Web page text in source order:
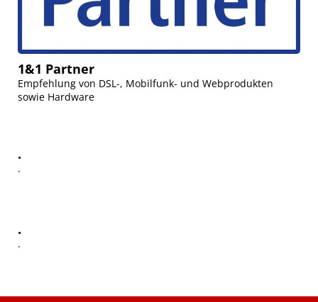
1&1 Partner
Empfehlung von DSL-, Mobilfunk- und Webprodukten
sowie Hardware
.
.
.
.